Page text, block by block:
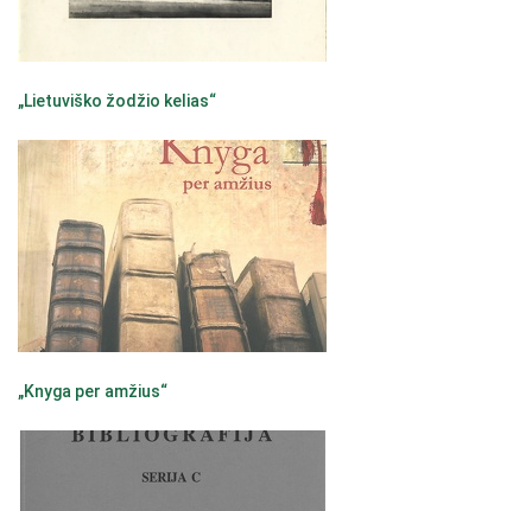
„Lietuviško žodžio kelias“
„Knyga per amžius“